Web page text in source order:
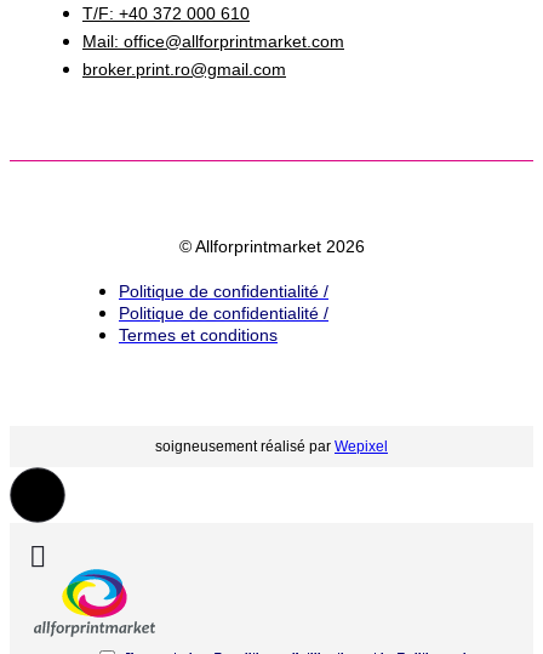
T/F: +40 372 000 610
Mail: office@allforprintmarket.com
broker.print.ro@gmail.com
© Allforprintmarket 2026
Politique de confidentialité /
Politique de confidentialité /
Termes et conditions
soigneusement réalisé par Wepixel